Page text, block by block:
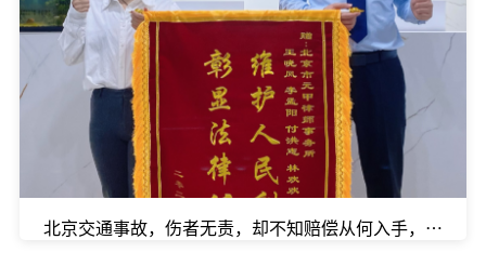
北京交通事故，伤者无责，却不知赔偿从何入手，该怎么